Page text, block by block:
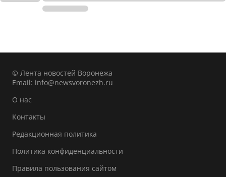
© Лента новостей Воронежа
Email: info@newsvoronezh.ru
О нас
Контакты
Редакционная политика
Политика конфиденциальности
Правила пользования сайтом